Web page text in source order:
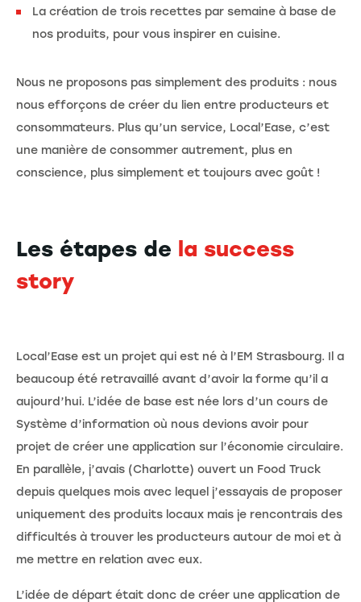
La création de trois recettes par semaine à base de
nos produits, pour vous inspirer en cuisine.
Nous ne proposons pas simplement des produits : nous
nous efforçons de créer du lien entre producteurs et
consommateurs. Plus qu’un service, Local’Ease, c’est
une manière de consommer autrement, plus en
conscience, plus simplement et toujours avec goût !
Les étapes de la success
story
Local’Ease est un projet qui est né à l’EM Strasbourg. Il a
beaucoup été retravaillé avant d’avoir la forme qu’il a
aujourd’hui. L’idée de base est née lors d’un cours de
Système d’information où nous devions avoir pour
projet de créer une application sur l’économie circulaire.
En parallèle, j’avais (Charlotte) ouvert un Food Truck
depuis quelques mois avec lequel j’essayais de proposer
uniquement des produits locaux mais je rencontrais des
difficultés à trouver les producteurs autour de moi et à
me mettre en relation avec eux.
L’idée de départ était donc de créer une application de